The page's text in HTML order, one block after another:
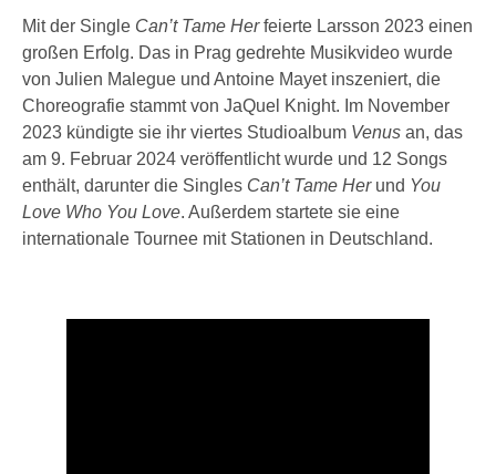
Mit der Single Can’t Tame Herfeierte Larsson 2023 einen
großen Erfolg. Das in Prag gedrehte Musikvideo wurde
von Julien Malegue und Antoine Mayet inszeniert, die
Choreografie stammt von JaQuel Knight. Im November
2023 kündigte sie ihr viertes Studioalbum Venus an, das
am 9. Februar 2024 veröffentlicht wurde und 12 Songs
enthält, darunter die Singles Can’t Tame Herund You
Love Who You Love. Außerdem startete sie eine
internationale Tournee mit Stationen in Deutschland.